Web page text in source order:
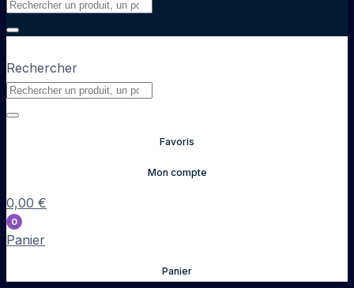
Rechercher
Favoris
Mon compte
0,00 €
0
Panier
Panier